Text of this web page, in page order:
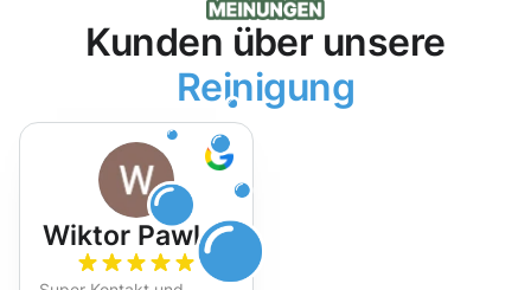
Kunden über unsere
Reinigung
Wiktor Pawlak